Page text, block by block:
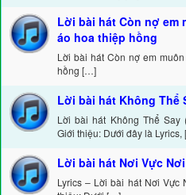
Lời bài hát Còn nợ em
áo hoa thiệp hồng
Lời bài hát Còn nợ em
hồng […]
Lời bài hát Không Thể
Lời bài hát Không Thể Say
Giới thiệu: Dưới đây là
Lời bài hát Nơi Vực
Lyrics – Lời bài hát Nơi Vực